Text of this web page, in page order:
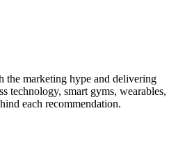
the marketing hype and delivering
technology, smart gyms, wearables,
each recommendation.